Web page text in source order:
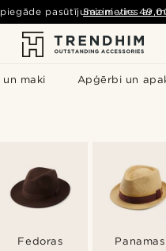
un maki Apģērbi un
piegāde pasūtījumiem virs
Sazinieties ar
Fedoras
Panamas